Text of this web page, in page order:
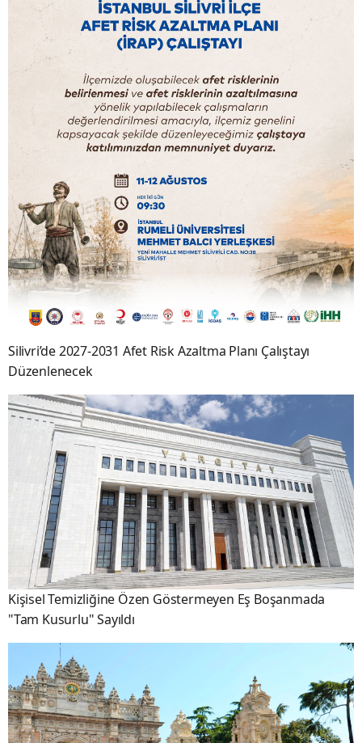
Silivri’de 2027-2031 Afet Risk Azaltma Planı Çalıştayı
Düzenlenecek
Kişisel Temizliğine Özen Göstermeyen Eş Boşanmada
"Tam Kusurlu" Sayıldı